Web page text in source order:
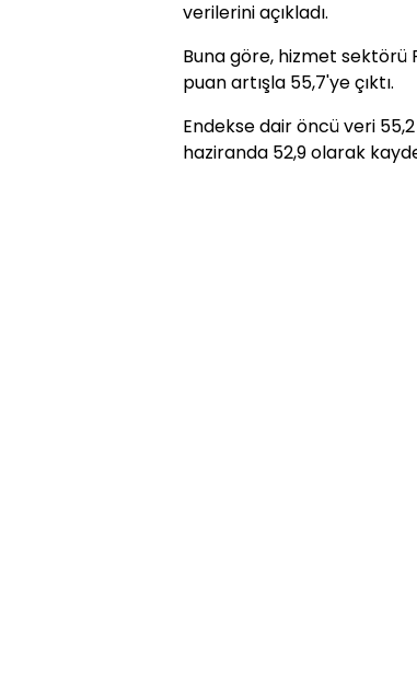
verilerini açıkladı.
Buna göre, hizmet sektörü
puan artışla 55,7'ye çıktı.
Endekse dair öncü veri
haziranda 52,9 olarak